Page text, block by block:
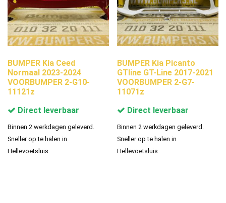
BUMPER Kia Ceed
Normaal 2023-2024
VOORBUMPER 2-G10-
11121z
Direct leverbaar
Binnen 2 werkdagen geleverd.
Sneller op te halen in
Hellevoetsluis.
BUMPER Kia Picanto
GTline GT-Line 2017-2021
VOORBUMPER 2-G7-
11071z
Direct leverbaar
Binnen 2 werkdagen geleverd.
Sneller op te halen in
Hellevoetsluis.